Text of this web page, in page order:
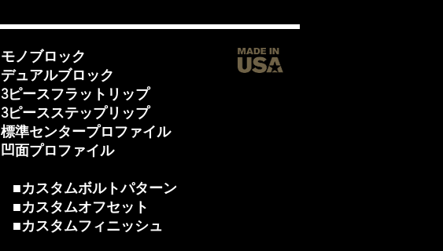
モノブロック
デュアルブロック
3ピースフラットリップ
3ピースステップリップ
標準センタープロファイル
凹面プロファイル
■カスタムボルトパターン
■カスタムオフセット
■カスタムフィニッシュ